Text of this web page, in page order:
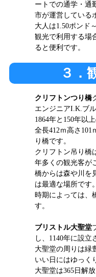
ートでの通学・通
市が運営している
大人は1.50ポンド
観光で利用する場
ると便利です。
３．
クリフトンつり橋
エンジニアI.K.ブ
1864年と150年以
全長412ｍ高さ101
り橋です。
クリフトン吊り橋
年多くの観光客が
橋からは森や川を
は最適な場所です。
時期によっては、
す。
ブリストル大聖堂
し、1140年に設立
大聖堂の周りは緑
いい日にはゆっく
大聖堂は365日解